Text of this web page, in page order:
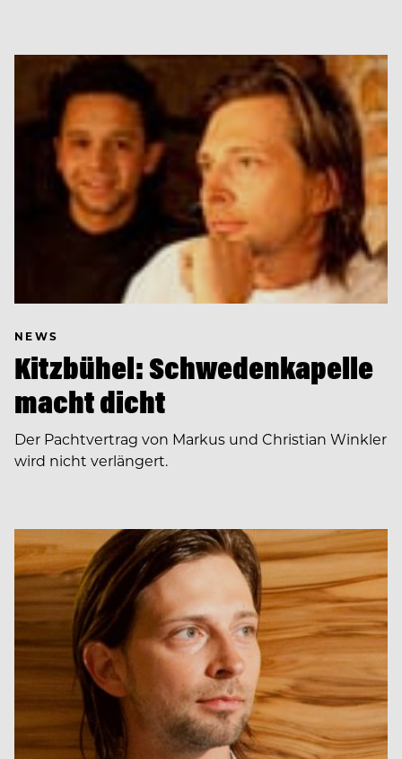
NEWS
Kitzbühel: Schwedenkapelle
macht dicht
Der Pachtvertrag von Markus und Christian Winkler
wird nicht verlängert.